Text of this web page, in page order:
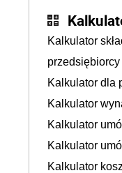
Kalkulator
przedsiębiorcy
Kalkulator dla
Kalkulator
Kalkulator
Kalkulator
Kalkulator